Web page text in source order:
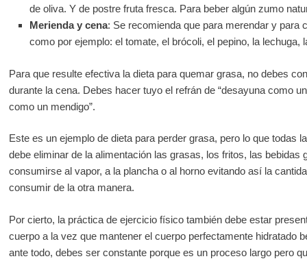
de oliva. Y de postre fruta fresca. Para beber algún zumo
Merienda y cena: Se recomienda que para merendar y para
como por ejemplo: el tomate, el brócoli, el pepino, la lechuga,
Para que resulte efectiva la dieta para quemar grasa, no debes
durante la cena. Debes hacer tuyo el refrán de “desayuna como
como un mendigo”.
Este es un ejemplo de dieta para perder grasa, pero lo que todas
debe eliminar de la alimentación las grasas, los fritos, las
consumirse al vapor, a la plancha o al horno evitando así la
consumir de la otra manera.
Por cierto, la práctica de ejercicio físico también debe estar
cuerpo a la vez que mantener el cuerpo perfectamente hidratado
ante todo, debes ser constante porque es un proceso largo pero